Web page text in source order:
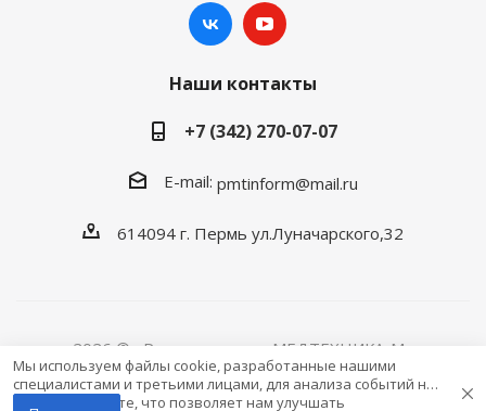
Наши контакты
+7 (342) 270-07-07
E-mail: pmtinform@mail.ru
614094 г. Пермь ул.Луначарского,32
2026 © «Розничная сеть МЕДТЕХНИКА-M»
Мы используем файлы cookie, разработанные нашими
специалистами и третьими лицами, для анализа событий на
нашем веб-сайте, что позволяет нам улучшать